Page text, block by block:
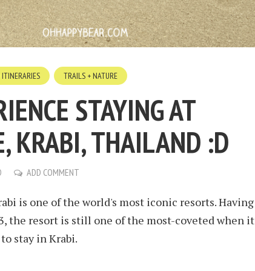
TRAILS + NATURE
STAYING AT
KRABI, THAILAND :D
ADD COMMENT
is one of the world's most iconic resorts. Having
the resort is still one of the most-coveted when it
stay in Krabi.